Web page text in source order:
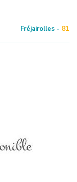
Fréjairolles - 81